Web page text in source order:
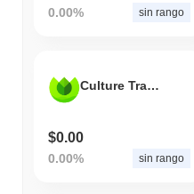
0.00% sin rango
Culture Travel Agriculture
$0.00
0.00% sin rango